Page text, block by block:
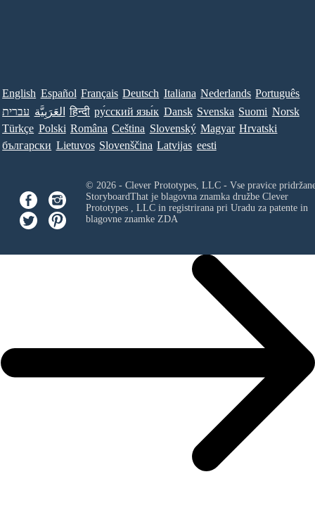
English Español Français Deutsch Italiana Nederlands Português
עברית العَرَبِيَّة हिन्दी ру́сский язы́к Dansk Svenska Suomi Norsk
Türkçe Polski Româna Ceština Slovenský Magyar Hrvatski
български Lietuvos Slovenščina Latvijas eesti
© 2026 - Clever Prototypes, LLC - Vse pravice
StoryboardThat je blagovna znamka družbe Clever
Prototypes , LLCin registrirana pri Uradu za patente in
blagovne znamke ZDA